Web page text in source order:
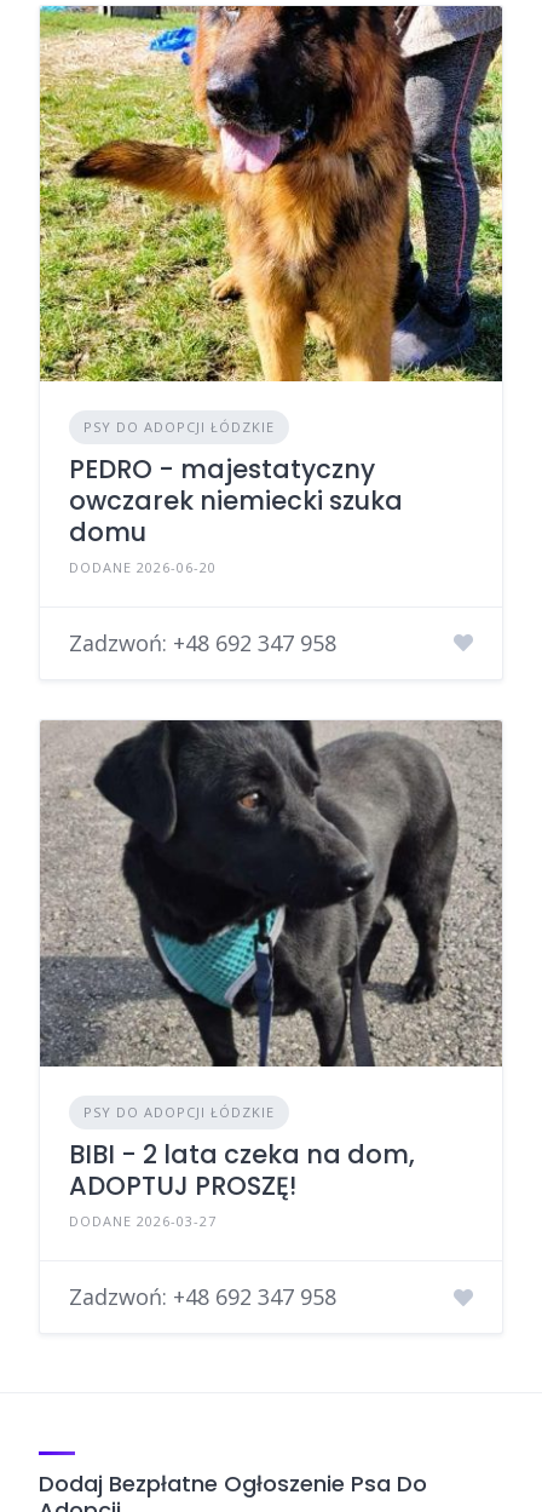
PSY DO ADOPCJI ŁÓDZKIE
PEDRO - majestatyczny
owczarek niemiecki szuka
domu
DODANE 2026-06-20
Zadzwoń: +48 692 347 958
PSY DO ADOPCJI ŁÓDZKIE
BIBI - 2 lata czeka na dom,
ADOPTUJ PROSZĘ!
DODANE 2026-03-27
Zadzwoń: +48 692 347 958
Dodaj Bezpłatne Ogłoszenie Psa Do